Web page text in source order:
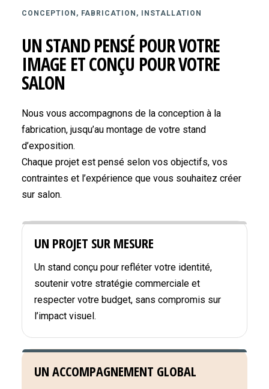
CONCEPTION, FABRICATION, INSTALLATION
UN STAND PENSÉ POUR VOTRE
IMAGE ET CONÇU POUR VOTRE
SALON
Nous vous accompagnons de la conception à la
fabrication, jusqu’au montage de votre stand
d’exposition.
Chaque projet est pensé selon vos objectifs, vos
contraintes et l’expérience que vous souhaitez créer
sur salon.
UN PROJET SUR MESURE
Un stand conçu pour refléter votre identité,
soutenir votre stratégie commerciale et
respecter votre budget, sans compromis sur
l’impact visuel.
UN ACCOMPAGNEMENT GLOBAL